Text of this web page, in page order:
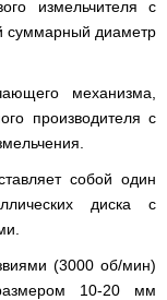
измельчителя с
суммарный диаметр
механизма,
производителя с
собой один
диска с
(3000 об/мин)
10-20 мм